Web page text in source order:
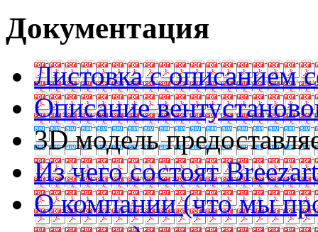
Документация
Листовка с описанием
Описание
3D модель
Из чего состоят
О компании (что мы